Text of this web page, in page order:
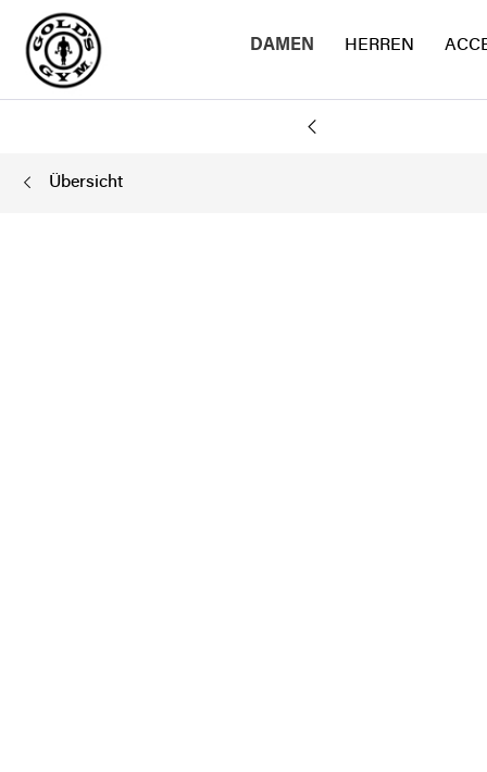
DAMEN HERREN
Übersicht